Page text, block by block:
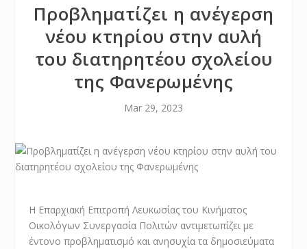
Προβληματίζει η ανέγερση
νέου κτηρίου στην αυλή
του διατηρητέου σχολείου
της Φανερωμένης
Mar 29, 2023
Η Επαρχιακή Επιτροπή Λευκωσίας του Κινήματος
Οικολόγων Συνεργασία Πολιτών αντιμετωπίζει με
έντονο προβληματισμό και ανησυχία τα δημοσιεύματα